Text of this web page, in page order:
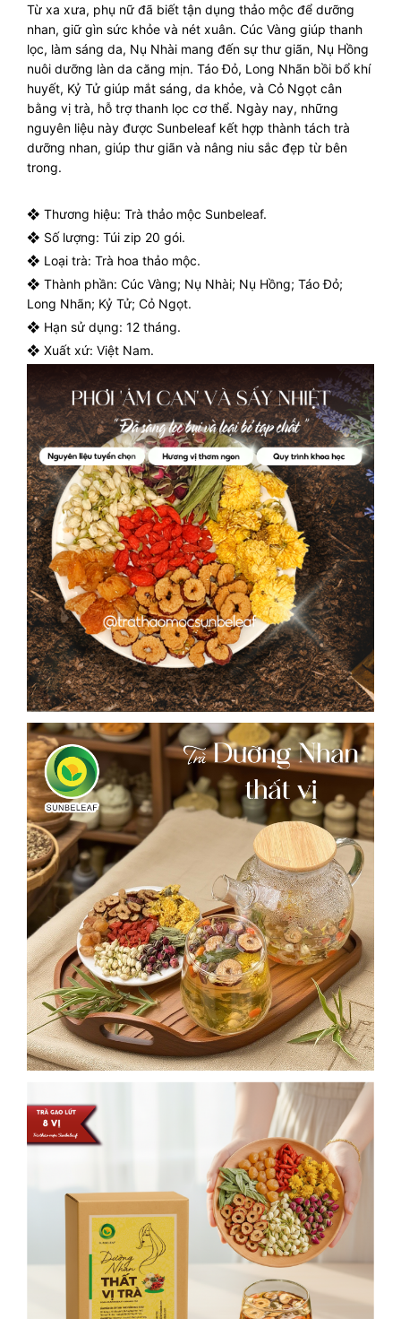
Từ xa xưa, phụ nữ đã biết tận dụng thảo mộc để dưỡng
nhan, giữ gìn sức khỏe và nét xuân. Cúc Vàng giúp thanh
lọc, làm sáng da, Nụ Nhài mang đến sự thư giãn, Nụ Hồng
nuôi dưỡng làn da căng mịn. Táo Đỏ, Long Nhãn bồi bổ khí
huyết, Kỷ Tử giúp mắt sáng, da khỏe, và Cỏ Ngọt cân
bằng vị trà, hỗ trợ thanh lọc cơ thể. Ngày nay, những
nguyên liệu này được Sunbeleaf kết hợp thành tách trà
dưỡng nhan, giúp thư giãn và nâng niu sắc đẹp từ bên
trong.
❖ Thương hiệu: Trà thảo mộc Sunbeleaf.
❖ Số lượng: Túi zip 20 gói.
❖ Loại trà: Trà hoa thảo mộc.
❖ Thành phần: Cúc Vàng; Nụ Nhài; Nụ Hồng; Táo Đỏ;
Long Nhãn; Kỷ Tử; Cỏ Ngọt.
❖ Hạn sử dụng: 12 tháng.
❖ Xuất xứ: Việt Nam.